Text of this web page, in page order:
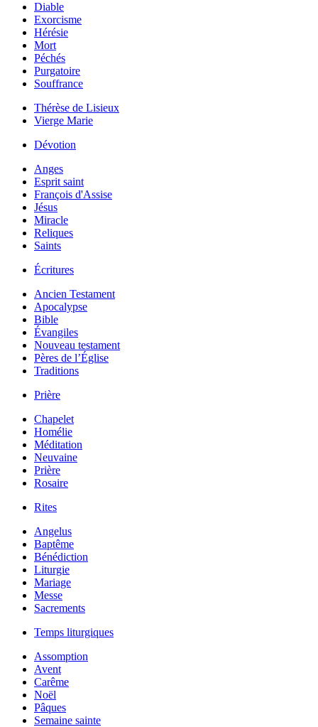
Diable
Exorcisme
Hérésie
Mort
Péchés
Purgatoire
Souffrance
Thérèse de Lisieux
Vierge Marie
Dévotion
Anges
Esprit saint
François d'Assise
Jésus
Miracle
Reliques
Saints
Écritures
Ancien Testament
Apocalypse
Bible
Évangiles
Nouveau testament
Pères de l’Église
Traditions
Prière
Chapelet
Homélie
Méditation
Neuvaine
Prière
Rosaire
Rites
Angelus
Baptême
Bénédiction
Liturgie
Mariage
Messe
Sacrements
Temps liturgiques
Assomption
Avent
Carême
Noël
Pâques
Semaine sainte